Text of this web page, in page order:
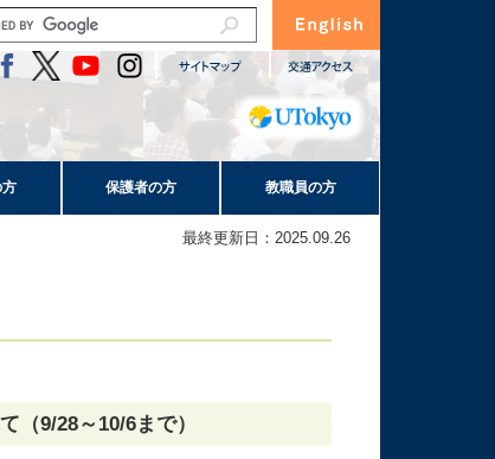
保護者の方 教職員の方
最終更新日：2025.09.26
（9/28～10/6まで）